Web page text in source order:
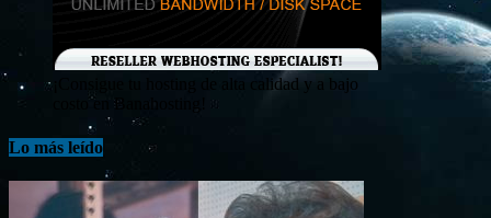
¡Consigue tu hosting de alta calidad y a bajo
costo en Banahosting!
Lo más leído